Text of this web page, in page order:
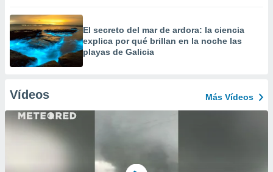
El secreto del mar de ardora: la ciencia
explica por qué brillan en la noche las
playas de Galicia
Vídeos Más Vídeos